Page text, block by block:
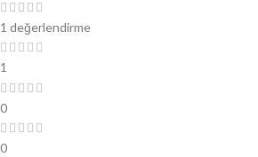
1 değerlendirme
1
0
0